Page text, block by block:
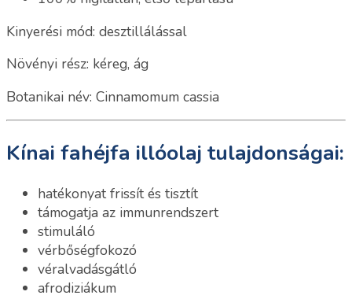
Kinyerési mód: desztillálással
Növényi rész: kéreg, ág
Botanikai név: Cinnamomum cassia
Kínai fahéjfa illóolaj tulajdonságai:
hatékonyat frissít és tisztít
támogatja az immunrendszert
stimuláló
vérbőségfokozó
véralvadásgátló
afrodiziákum